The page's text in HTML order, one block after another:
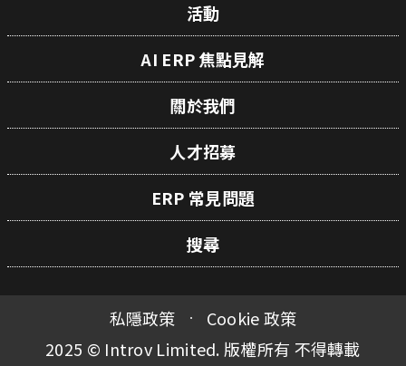
活動
AI ERP 焦點見解
關於我們
人才招募
ERP 常見問題
搜尋
私隱政策
Cookie 政策
2025 © Introv Limited. 版權所有 不得轉載